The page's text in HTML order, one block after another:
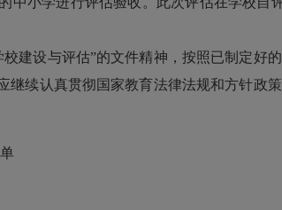
设与评估”的文件精神，按照已制定好
继续认真贯彻国家教育法律法规和方针政